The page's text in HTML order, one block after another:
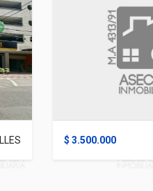
$ 3.500.000